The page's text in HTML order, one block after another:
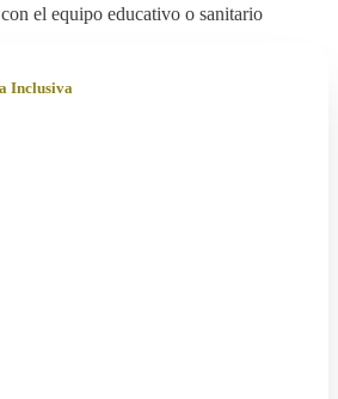
el equipo educativo o sanitario
Inclusiva